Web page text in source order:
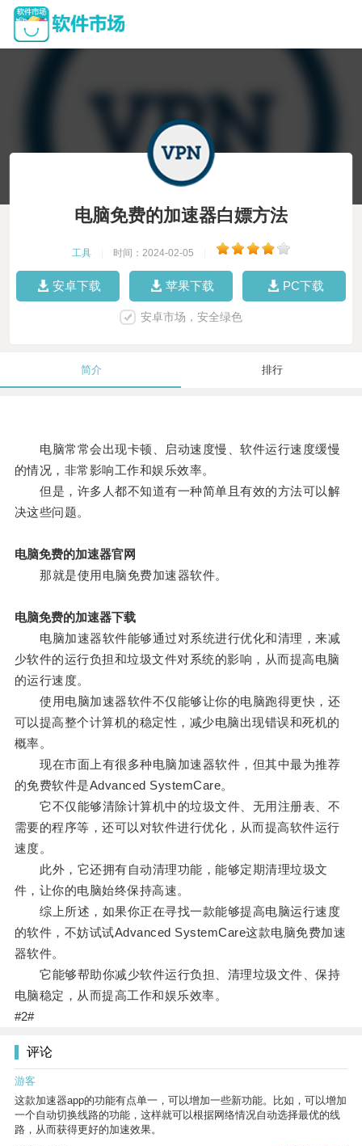
电脑免费的加速器白嫖方法
工具 时间：2024-02-05
安卓下载 苹果下载 PC下载
安卓市场，安全绿色
简介 排行
电脑常常会出现卡顿、启动速度慢、软件运行速度缓慢
的情况，非常影响工作和娱乐效率。
但是，许多人都不知道有一种简单且有效的方法可以解
决这些问题。
电脑免费的加速器官网
那就是使用电脑免费加速器软件。
电脑免费的加速器下载
电脑加速器软件能够通过对系统进行优化和清理，来减
少软件的运行负担和垃圾文件对系统的影响，从而提高电脑
的运行速度。
使用电脑加速器软件不仅能够让你的电脑跑得更快，还
可以提高整个计算机的稳定性，减少电脑出现错误和死机的
概率。
现在市面上有很多种电脑加速器软件，但其中最为推荐
的免费软件是Advanced SystemCare。
它不仅能够清除计算机中的垃圾文件、无用注册表、不
需要的程序等，还可以对软件进行优化，从而提高软件运行
速度。
此外，它还拥有自动清理功能，能够定期清理垃圾文
件，让你的电脑始终保持高速。
综上所述，如果你正在寻找一款能够提高电脑运行速度
的软件，不妨试试Advanced SystemCare这款电脑免费加速
器软件。
它能够帮助你减少软件运行负担、清理垃圾文件、保持
电脑稳定，从而提高工作和娱乐效率。
#2#
评论
游客
这款加速器app的功能有点单一，可以增加一些新功能。比如，可以增加
一个自动切换线路的功能，这样就可以根据网络情况自动选择最优的线
路，从而获得更好的加速效果。